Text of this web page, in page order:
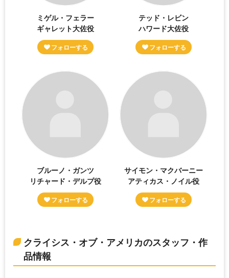
ミゲル・フェラー
ギャレット大佐役
テッド・レビン
ハワード大佐役
ブルーノ・ガンツ
リチャード・デルプ役
サイモン・マクバーニー
アティカス・ノイル役
クライシス・オブ・アメリカのスタッフ・作
品情報